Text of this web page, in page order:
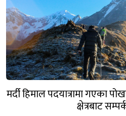
मर्दी हिमाल पदयात्रामा गएका
क्षेत्रबाट